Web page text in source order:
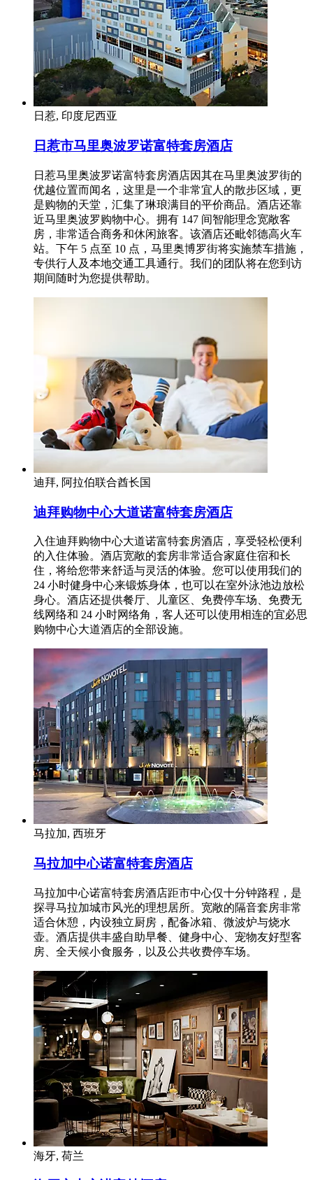
日惹, 印度尼西亚
日惹市马里奥波罗诺富特套房酒店
日惹马里奥波罗诺富特套房酒店因其在马里奥波罗街的
优越位置而闻名，这里是一个非常宜人的散步区域，更
是购物的天堂，汇集了琳琅满目的平价商品。酒店还靠
近马里奥波罗购物中心。拥有 147 间智能理念宽敞客
房，非常适合商务和休闲旅客。该酒店还毗邻德高火车
站。下午 5 点至 10 点，马里奥博罗街将实施禁车措施，
专供行人及本地交通工具通行。我们的团队将在您到访
期间随时为您提供帮助。
迪拜, 阿拉伯联合酋长国
迪拜购物中心大道诺富特套房酒店
入住迪拜购物中心大道诺富特套房酒店，享受轻松便利
的入住体验。酒店宽敞的套房非常适合家庭住宿和长
住，将给您带来舒适与灵活的体验。您可以使用我们的
24 小时健身中心来锻炼身体，也可以在室外泳池边放松
身心。酒店还提供餐厅、儿童区、免费停车场、免费无
线网络和 24 小时网络角，客人还可以使用相连的宜必思
购物中心大道酒店的全部设施。
马拉加, 西班牙
马拉加中心诺富特套房酒店
马拉加中心诺富特套房酒店距市中心仅十分钟路程，是
探寻马拉加城市风光的理想居所。宽敞的隔音套房非常
适合休憩，内设独立厨房，配备冰箱、微波炉与烧水
壶。酒店提供丰盛自助早餐、健身中心、宠物友好型客
房、全天候小食服务，以及公共收费停车场。
海牙, 荷兰